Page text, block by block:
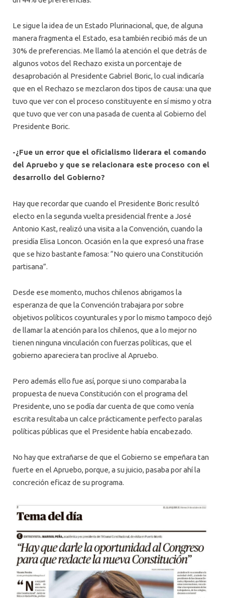
Le sigue la idea de un Estado Plurinacional, que, de alguna
manera fragmenta el Estado, esa también recibió más de un
30% de preferencias. Me llamó la atención el que detrás de
algunos votos del Rechazo exista un porcentaje de
desaprobación al Presidente Gabriel Boric, lo cual indicaría
que en el Rechazo se mezclaron dos tipos de causa: una que
tuvo que ver con el proceso constituyente en sí mismo y otra
que tuvo que ver con una pasada de cuenta al Gobierno del
Presidente Boric.
-¿Fue un error que el oficialismo liderara el comando
del Apruebo y que se relacionara este proceso con el
desarrollo del Gobierno?
Hay que recordar que cuando el Presidente Boric resultó
electo en la segunda vuelta presidencial frente a José
Antonio Kast, realizó una visita a la Convención, cuando la
presidía Elisa Loncon. Ocasión en la que expresó una frase
que se hizo bastante famosa: “No quiero una Constitución
partisana”.
Desde ese momento, muchos chilenos abrigamos la
esperanza de que la Convención trabajara por sobre
objetivos políticos coyunturales y por lo mismo tampoco dejó
de llamar la atención para los chilenos, que a lo mejor no
tienen ninguna vinculación con fuerzas políticas, que el
gobierno apareciera tan proclive al Apruebo.
Pero además ello fue así, porque si uno comparaba la
propuesta de nueva Constitución con el programa del
Presidente, uno se podía dar cuenta de que como venía
escrita resultaba un calce prácticamente perfecto paralas
políticas públicas que el Presidente había encabezado.
No hay que extrañarse de que el Gobierno se empeñara tan
fuerte en el Apruebo, porque, a su juicio, pasaba por ahí la
concreción eficaz de su programa.